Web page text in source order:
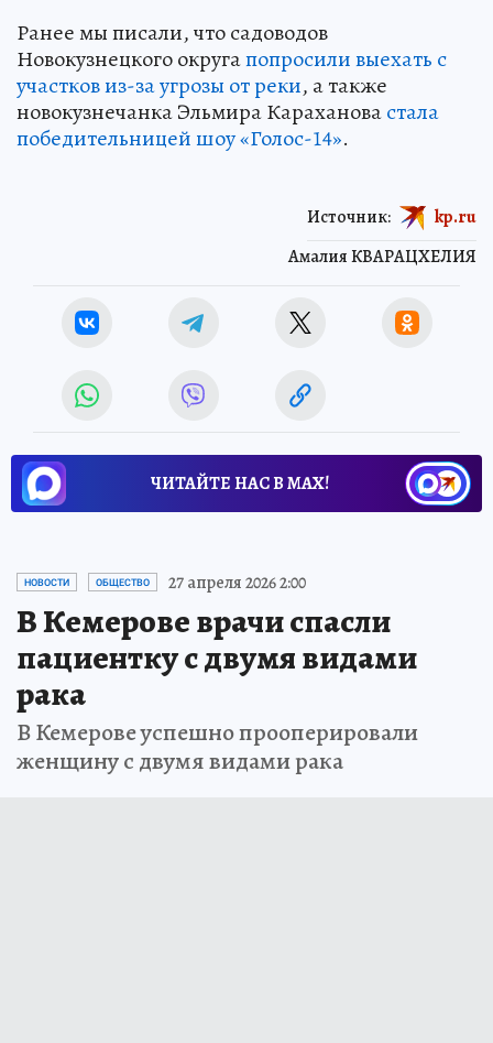
Ранее мы писали, что садоводов
Новокузнецкого округапопросили выехать с
участков из-за угрозы от реки, а также
новокузнечанка Эльмира Карахановастала
победительницей шоу «Голос-14».
Амалия КВАРАЦХЕЛИЯ
Источник: kp.ru
ЧИТАЙТЕ НАС В МАХ!
НОВОСТИ ОБЩЕСТВО 27 апреля 2026 2:00
В Кемерове врачи спасли
пациентку с двумя видами
рака
В Кемерове успешно прооперировали
женщину с двумя видами рака